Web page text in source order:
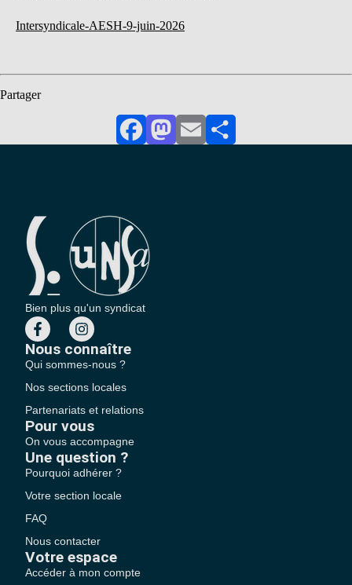
Intersyndicale-AESH-9-juin-2026
Partager
FacebookMastodon
EmailPartager
Bien plus qu'un syndicat
Nous connaître
Qui sommes-nous ?
Nos sections locales
Partenariats et relations
Pour vous
On vous accompagne
Une question ?
Pourquoi adhérer ?
Votre section locale
FAQ
Nous contacter
Votre espace
Accéder à mon compte